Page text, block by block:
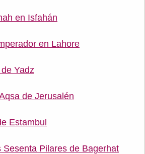
en Isfahán
en Lahore
Yadz
de Jerusalén
Estambul
Sesenta Pilares de Bagerhat